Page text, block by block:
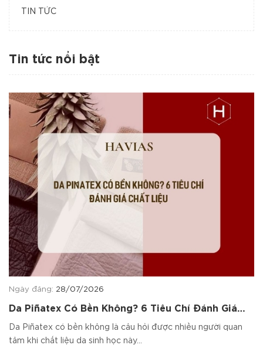
TIN TỨC
Tin tức nổi bật
Ngày đăng: 28/07/2026
Da Piñatex Có Bền Không? 6 Tiêu Chí Đánh Giá
Da Piñatex có bền không là câu hỏi được nhiều người quan
tâm khi chất liệu da sinh học này...